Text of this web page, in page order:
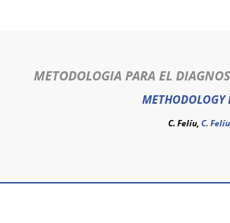
METODOLOGIA PARA EL
METHODOLOGY
C. Felíu, C. Felíu